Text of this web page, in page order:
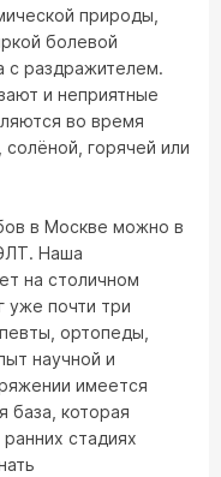
природы,
болевой
с раздражителем.
и неприятные
во время
горячей или
в Москве можно в
Наша
на столичном
уже почти три
ортопеды,
научной и
имеется
база, которая
стадиях